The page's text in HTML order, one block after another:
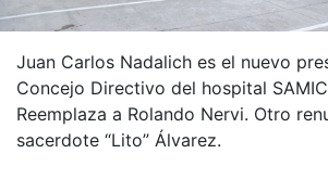
Juan Carlos Nadalich es el nuevo
Concejo Directivo del hospital
Reemplaza a Rolando Nervi. Otro
sacerdote “Lito” Álvarez.